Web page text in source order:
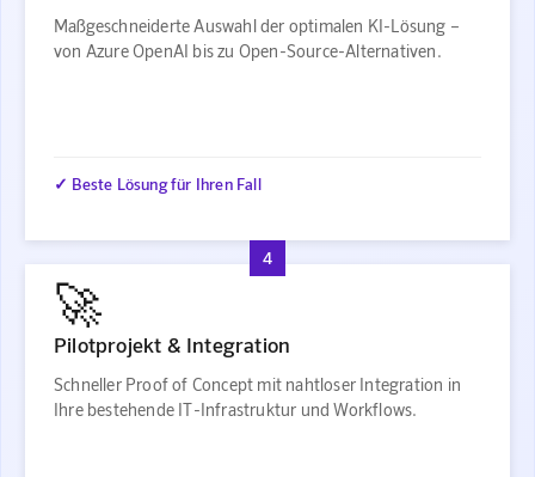
Maßgeschneiderte Auswahl der optimalen KI-Lösung –
von Azure OpenAI bis zu Open-Source-Alternativen.
✓ Beste Lösung für Ihren Fall
4
🚀
Pilotprojekt & Integration
Schneller Proof of Concept mit nahtloser Integration in
Ihre bestehende IT-Infrastruktur und Workflows.